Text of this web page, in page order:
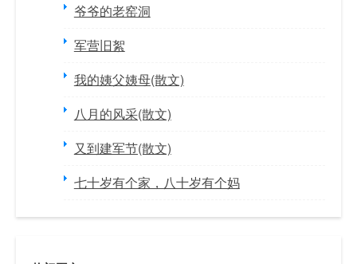
爷爷的老窑洞
军营旧絮
我的姨父姨母(散文)
八月的风采(散文)
又到建军节(散文)
七十岁有个家，八十岁有个妈